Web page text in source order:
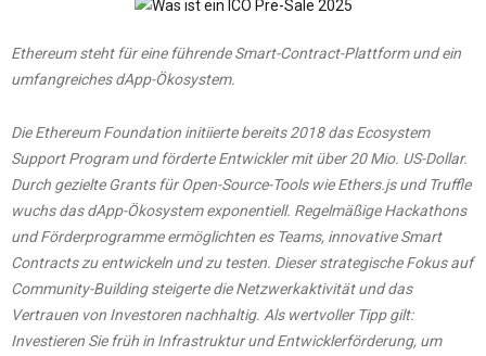
Ethereum steht für eine führende Smart-Contract-Plattform und ein
umfangreiches dApp-Ökosystem.
Die Ethereum Foundation initiierte bereits 2018 das Ecosystem
Support Program und förderte Entwickler mit über 20 Mio. US-Dollar.
Durch gezielte Grants für Open-Source-Tools wie Ethers.js und Truffle
wuchs das dApp-Ökosystem exponentiell. Regelmäßige Hackathons
und Förderprogramme ermöglichten es Teams, innovative Smart
Contracts zu entwickeln und zu testen. Dieser strategische Fokus auf
Community-Building steigerte die Netzwerkaktivität und das
Vertrauen von Investoren nachhaltig. Als wertvoller Tipp gilt:
Investieren Sie früh in Infrastruktur und Entwicklerförderung, um